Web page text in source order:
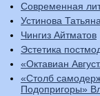
Современная
Устинова
Чингиз Айтматов
Эстетика
«Октавиан
«Столб
Подопригоры»